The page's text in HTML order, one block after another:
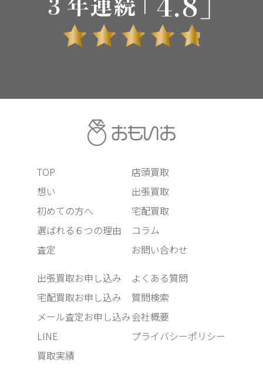
TOP
想い
初めての方へ
選ばれる６つの理由
査定
店頭買取
出張買取
宅配買取
コラム
お問い合わせ
出張買取お申し込み
宅配買取お申し込み
メール査定お申し込み
LINE
買取実績
よくある質問
質問検索
会社概要
プライバシーポリシー